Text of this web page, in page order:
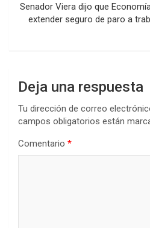
Senador Viera dijo que
extender seguro de paro a
Deja una respuesta
Tu dirección de correo
campos obligatorios están
Comentario *